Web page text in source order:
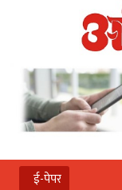
ई-पेपर